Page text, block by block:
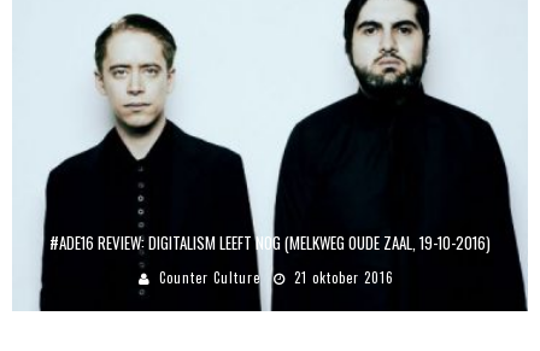
#ADE16 REVIEW: DIGITALISM LEEFT NOG (MELKWEG OUDE ZAAL, 19-10-2016)
Counter Culture 21 oktober 2016